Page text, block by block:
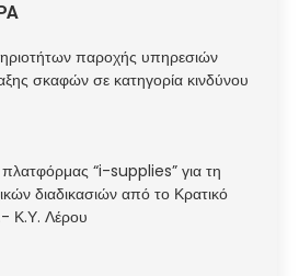
παροχής υπηρεσιών
σκαφών σε κατηγορία κινδύνου
“i-supplies” για τη
διαδικασιών από το Κρατικό
Κ.Υ. Λέρου